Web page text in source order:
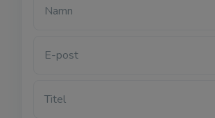
Namn
E-post
Titel